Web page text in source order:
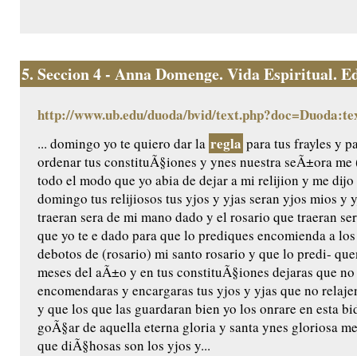
5. Seccion 4 - Anna Domenge. Vida Espiritual.
http://www.ub.edu/duoda/bvid/
... domingo yo te quiero dar la regla para tus frayles y
ordenar tus constituÃ§iones y ynes nuestra seÃ±ora
todo el modo que yo abia de dejar a mi relijion y me
domingo tus relijiosos tus yjos y yjas seran yjos mios y
traeran sera de mi mano dado y el rosario que traeran
que yo te e dado para que lo prediques encomienda a
debotos de (rosario) mi santo rosario y que lo predi-
meses del aÃ±o y en tus constituÃ§iones dejaras que
encomendaras y encargaras tus yjos y yjas que no
y que los que las guardaran bien yo los onrare en esta
goÃ§ar de aquella eterna gloria y santa ynes gloriosa
que diÃ§hosas son los yjos y...